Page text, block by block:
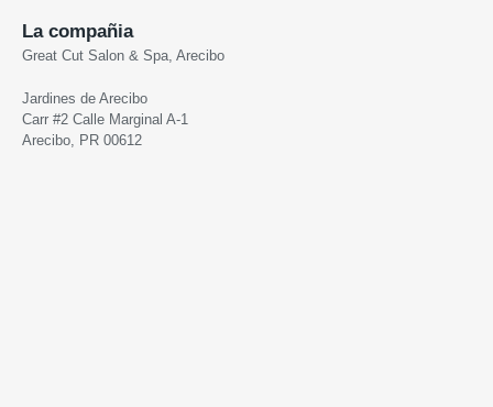
La compañia
Great Cut Salon & Spa, Arecibo
Jardines de Arecibo
Carr #2 Calle Marginal A-1
Arecibo, PR 00612